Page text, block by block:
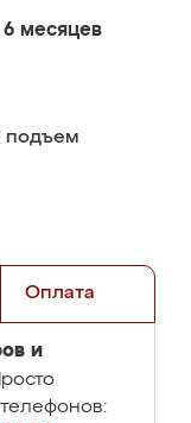
6 месяцев
подъем
Оплата
и